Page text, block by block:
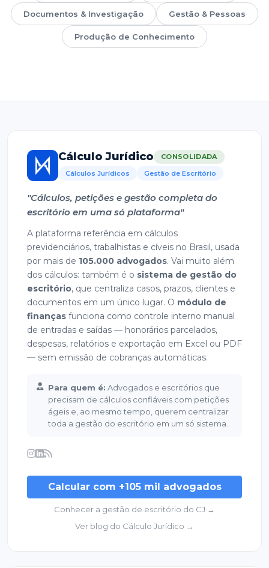
Documentos & Investigação Gestão & Pessoas
Produção de Conhecimento
Cálculo Jurídico
CONSOLIDADA
Cálculos Jurídicos
Gestão de Escritório
"Cálculos, petições e gestão completa do
escritório em uma só plataforma"
A plataforma referência em cálculos
previdenciários, trabalhistas e cíveis no Brasil, usada
por mais de 105.000 advogados. Vai muito além
dos cálculos: também é o sistema de gestão do
escritório, que centraliza casos, prazos, clientes e
documentos em um único lugar. O módulo de
finanças funciona como controle interno manual
de entradas e saídas — honorários parcelados,
despesas, relatórios e exportação em Excel ou PDF
— sem emissão de cobranças automáticas.
Para quem é: Advogados e escritórios que
precisam de cálculos confiáveis com petições
ágeis e, ao mesmo tempo, querem centralizar
toda a gestão do escritório em um só sistema.
Calcular com +105 mil advogados
Conhecer a gestão de escritório do CJ →
Ver blog do Cálculo Jurídico →